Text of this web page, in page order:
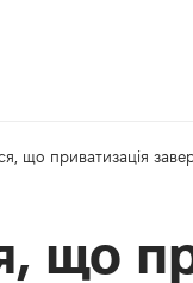
що приватизація
що